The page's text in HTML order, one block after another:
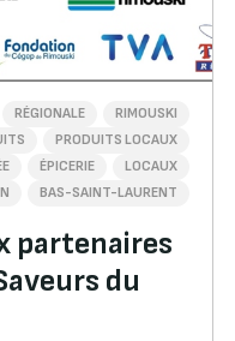
BAS-SAINT-LAURENT
ÉPICERIE LOCAUX
PRODUITS LOCAUX
RÉGIONALE RIMOUSKI
partenaires
du